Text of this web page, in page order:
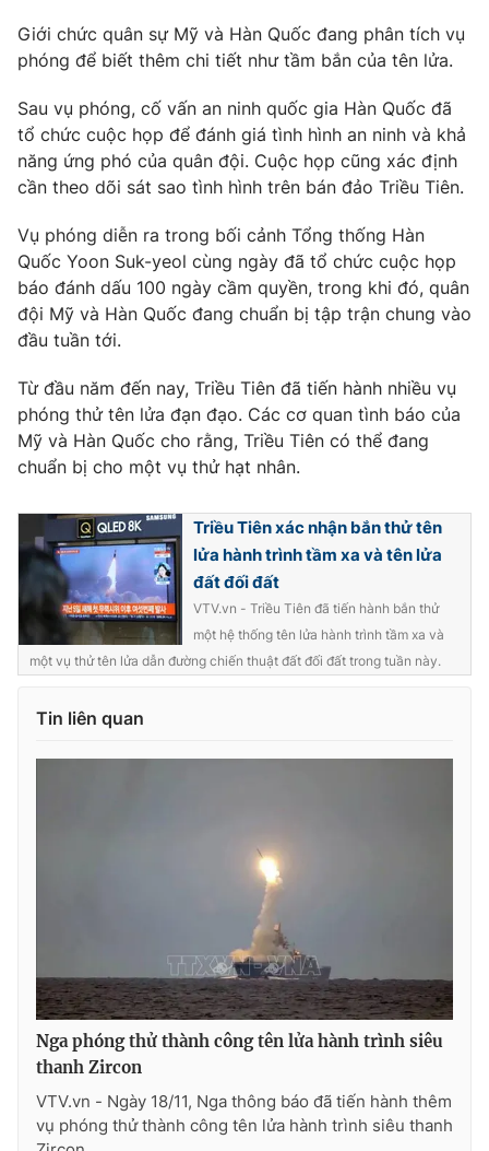
Thế giới đó đây
Câu chuyện quốc tế
Tài chính
Góc doanh nghiệp
Dữ liệu và đời sống
Truyền hình
Phim VTV
Nhân vật
Khán giả
Giải sao mai
Giải trí
Điện ảnh
Âm nhạc
Sao
Đời sống
Du lịch
Làm đẹp
Chất lượng cuộc sống
Giáo dục
Học trực tuyến
Công nghệ
Hitech Công nghệ tương lai
Sản phẩm
Thị trường
Tư vấn
Giao lưu trực tuyến
Lịch phát sóng
Chuyên mục khác
Emagazine Podcast
Video Shorts video
Bất động sản
Tấm lòng Việt
VTV4 Vươn mình bằng AI
VTV9
Liên hệ tòa soạn
Giới chức quân sự Mỹ và Hàn Quốc đang phân tích vụ
phóng để biết thêm chi tiết như tầm bắn của tên lửa.
Sau vụ phóng, cố vấn an ninh quốc gia Hàn Quốc đã
tổ chức cuộc họp để đánh giá tình hình an ninh và khả
năng ứng phó của quân đội. Cuộc họp cũng xác định
cần theo dõi sát sao tình hình trên bán đảo Triều Tiên.
Vụ phóng diễn ra trong bối cảnh Tổng thống Hàn
Quốc Yoon Suk-yeol cùng ngày đã tổ chức cuộc họp
báo đánh dấu 100 ngày cầm quyền, trong khi đó, quân
đội Mỹ và Hàn Quốc đang chuẩn bị tập trận chung vào
đầu tuần tới.
Từ đầu năm đến nay, Triều Tiên đã tiến hành nhiều vụ
phóng thử tên lửa đạn đạo. Các cơ quan tình báo của
Mỹ và Hàn Quốc cho rằng, Triều Tiên có thể đang
chuẩn bị cho một vụ thử hạt nhân.
Triều Tiên xác nhận bắn thử tên
lửa hành trình tầm xa và tên lửa
đất đối đất
VTV.vn - Triều Tiên đã tiến hành bắn thử
một hệ thống tên lửa hành trình tầm xa và
một vụ thử tên lửa dẫn đường chiến thuật đất đối đất trong tuần này.
Tin liên quan
Nga phóng thử thành công tên lửa hành trình siêu
thanh Zircon
VTV.vn - Ngày 18/11, Nga thông báo đã tiến hành thêm
vụ phóng thử thành công tên lửa hành trình siêu thanh